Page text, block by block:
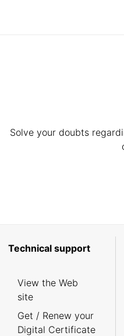
Solve your doubts
Technical support
View the Web
site
Get / Renew your
Digital Certificate